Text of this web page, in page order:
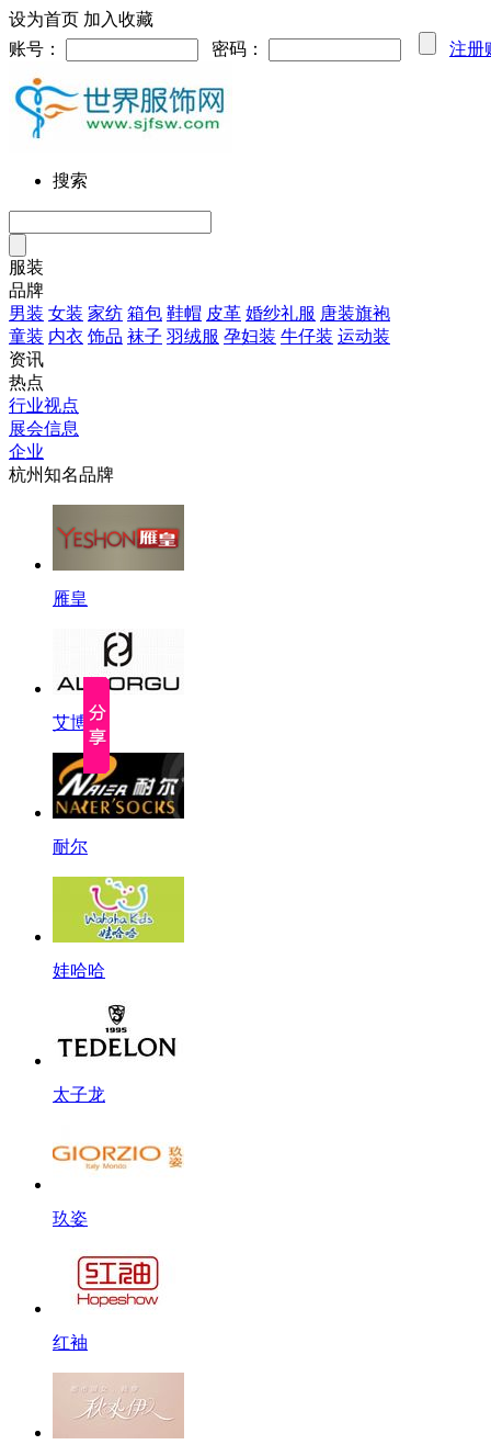
设为首页 加入收藏
账号：
密码： 注册
搜索
服装
品牌
男装 女装 家纺 箱包 鞋帽 皮革 婚纱礼服 唐装旗袍
童装 内衣 饰品 袜子 羽绒服 孕妇装 牛仔装 运动装
资讯
热点
行业视点
展会信息
企业
杭州知名品牌
雁皇
艾博古
耐尔
娃哈哈
太子龙
玖姿
红袖